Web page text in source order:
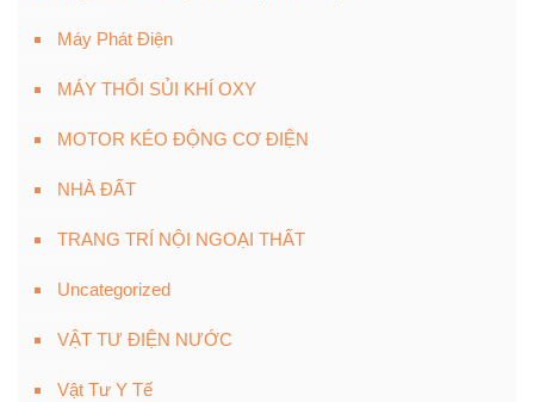
Máy Phát Điện
MÁY THỔI SỦI KHÍ OXY
MOTOR KÉO ĐỘNG CƠ ĐIỆN
NHÀ ĐẤT
TRANG TRÍ NỘI NGOẠI THẤT
Uncategorized
VẬT TƯ ĐIỆN NƯỚC
Vật Tư Y Tế